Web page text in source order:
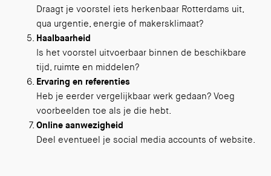
Draagt je voorstel iets herkenbaar Rotterdams uit,
qua urgentie, energie of makersklimaat?
Haalbaarheid
Is het voorstel uitvoerbaar binnen de beschikbare
tijd, ruimte en middelen?
Ervaring en referenties
Heb je eerder vergelijkbaar werk gedaan? Voeg
voorbeelden toe als je die hebt.
Online aanwezigheid
Deel eventueel je social media accounts of website.